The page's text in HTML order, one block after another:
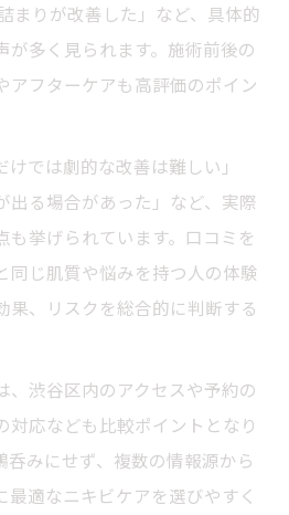
まりが改善した」など、具体的
が多く見られます。施術前後の
アフターケアも高評価のポイン
では劇的な改善は難しい」
出る場合があった」など、実際
も挙げられています。口コミを
同じ肌質や悩みを持つ人の体験
果、リスクを総合的に判断する
、渋谷区内のアクセスや予約の
対応なども比較ポイントとなり
呑みにせず、複数の情報源から
最適なニキビケアを選びやすく